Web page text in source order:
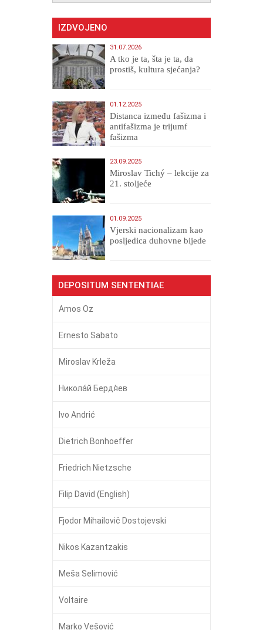
IZDVOJENO
31.07.2026
A tko je ta, šta je ta, da
prostiš, kultura sjećanja?
01.12.2025
Distanca između fašizma i
antifašizma je trijumf
fašizma
23.09.2025
Miroslav Tichý – lekcije za
21. stoljeće
01.09.2025
​Vjerski nacionalizam kao
posljedica duhovne bijede
DEPOSITUM SENTENTIAE
Amos Oz
Ernesto Sabato
Miroslav Krleža
Никола́й Бердя́ев
Ivo Andrić
Dietrich Bonhoeffer
Friedrich Nietzsche
Filip David (English)
Fjodor Mihailovič Dostojevski
Nikos Kazantzakis
Meša Selimović
Voltaire
Marko Vešović